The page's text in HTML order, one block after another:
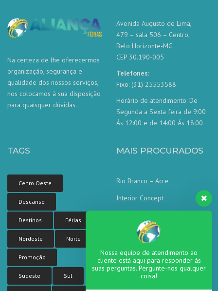
Na certeza de lhe oferecermos
organização, segurança e
qualidade dos nossos serviços,
nos colocamos à sua disposição
para quaisquer dúvidas.
Avenida Augusto de Lima,
479 – sala 506 – Centro,
Belo Horizonte-MG
CEP 30.190-005
Telefones:
Fixo: (31) 25553588
Horário de atendimento: De
Segunda a Sexta feira de 9:00
Ás 12:00 e de 14:00 Ás 18:00
TAGS
Cenro Oeste
Descanso
Destinos Férias
Nordeste Norte
Promoção
Sudeste Sul
MAIS PROCURADOS
Rio Branco – Acre
Interior Concept
Corporate Tower
Sea side residence
Nossa equipe de atendimento ao
cliente está aqui para responder às
suas perguntas. Pergunte-nos qualquer
coisa!